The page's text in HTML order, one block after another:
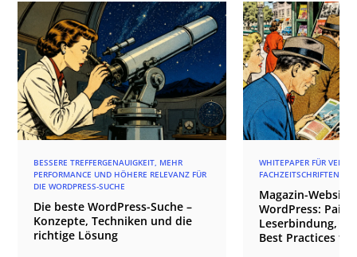
BESSERE TREFFERGENAUIGKEIT, MEHR
PERFORMANCE UND HÖHERE RELEVANZ FÜR
DIE WORDPRESS-SUCHE
Die beste WordPress-Suche –
Konzepte, Techniken und die
richtige Lösung
WHITEPAPER FÜR
FACHZEITSCHRIFTEN
Magazin-
WordPress: Paid
Leserbindung,
Best Practices für